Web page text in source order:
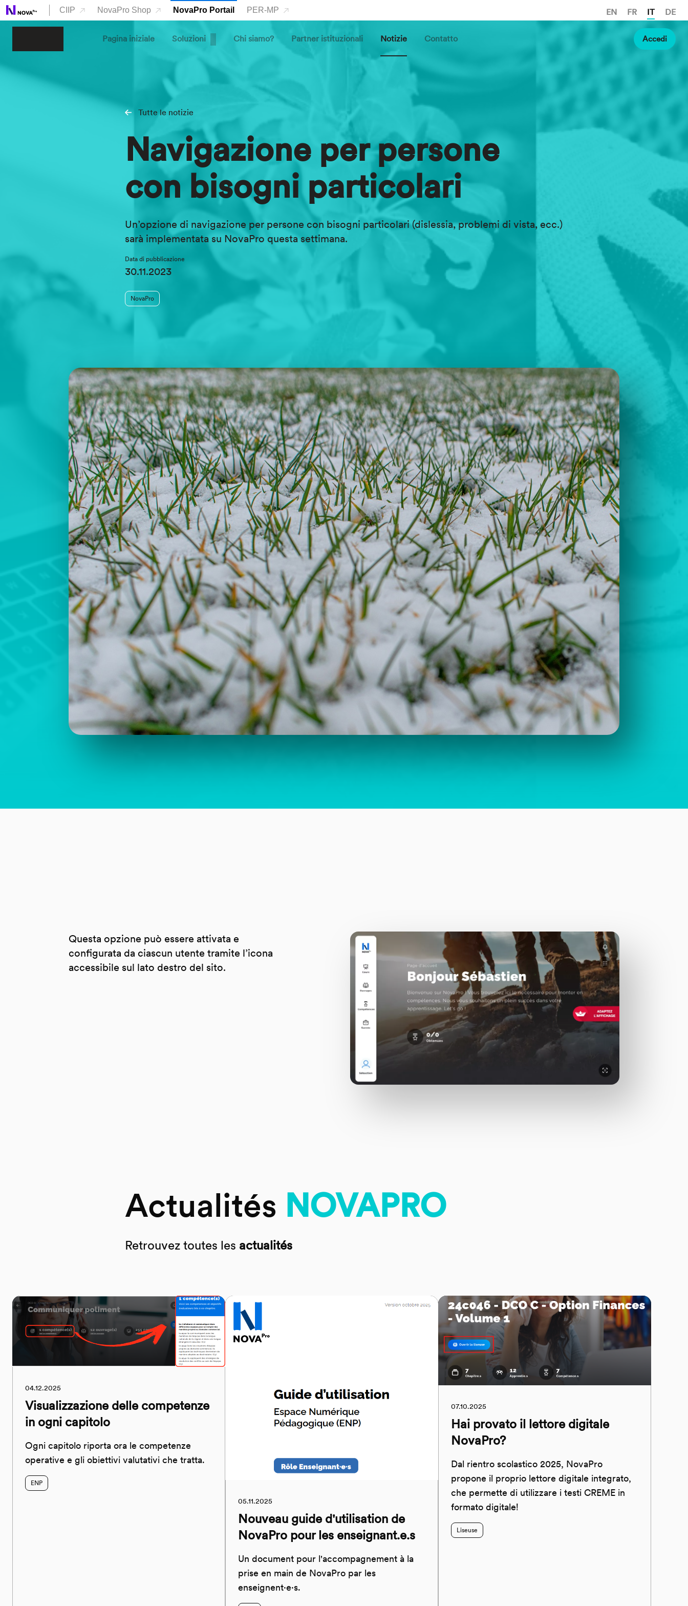
Skip to main content
CIIP NovaPro Shop NovaPro Portail PER-MP
Pagina iniziale Soluzioni Chi siamo? Partner istituzionali Notizie Contatto
EN FR IT DE
Accedi
Tutte le notizie
Navigazione per persone
con bisogni particolari
Un’opzione di navigazione per persone con bisogni particolari (dislessia, problemi di vista, ecc.)
sarà implementata su NovaPro questa settimana.
Data di pubblicazione
30.11.2023
NovaPro
Questa opzione può essere attivata e
configurata da ciascun utente tramite l’icona
accessibile sul lato destro del sito.
Actualités NOVAPRO
Retrouvez toutes les actualités
04.12.2025
Visualizzazione delle competenze
in ogni capitolo
Ogni capitolo riporta ora le competenze
operative e gli obiettivi valutativi che tratta.
ENP
05.11.2025
Nouveau guide d'utilisation de
NovaPro pour les enseignant.e.s
Un document pour l'accompagnement à la
prise en main de NovaPro par les
enseignent·e·s.
07.10.2025
Hai provato il lettore digitale
NovaPro?
Dal rientro scolastico 2025, NovaPro
propone il proprio lettore digitale integrato,
che permette di utilizzare i testi CREME in
formato digitale!
Liseuse